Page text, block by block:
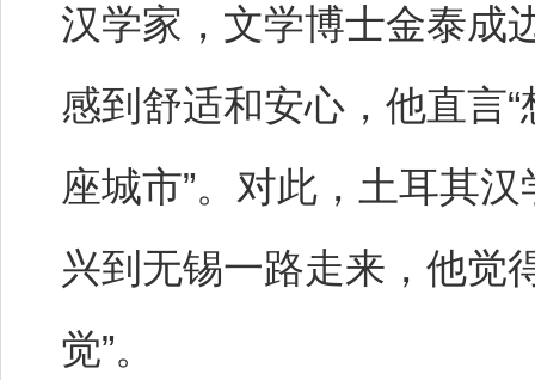
汉学家，文学博士金泰成
感到舒适和安心，他直言
座城市”。对此，土耳其
兴到无锡一路走来，他觉
觉”。